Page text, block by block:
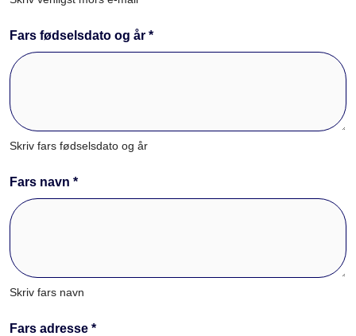
Fars fødselsdato og år *
Skriv fars fødselsdato og år
Fars navn *
Skriv fars navn
Fars adresse *